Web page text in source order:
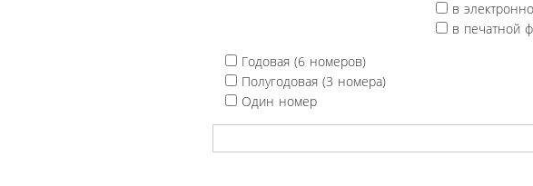
в
в печатной
Годовая (6 номеров)
Полугодовая (3 номера)
Один номер